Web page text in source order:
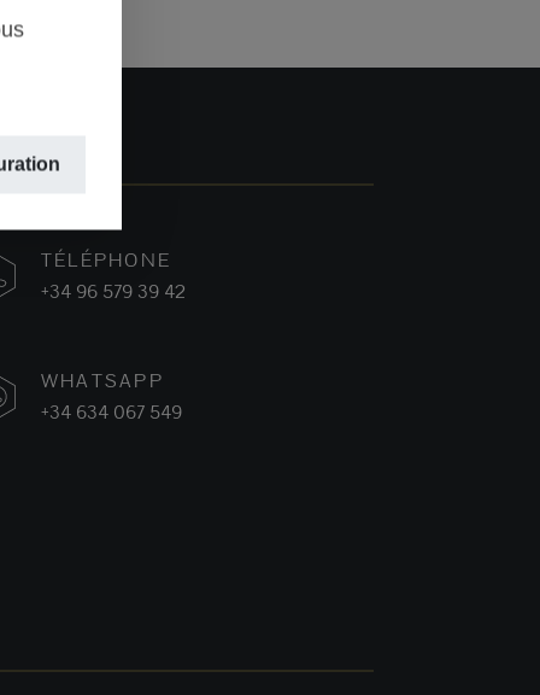
TÉLÉPHONE
+34 96 579 39 42
WHATSAPP
+34 634 067 549